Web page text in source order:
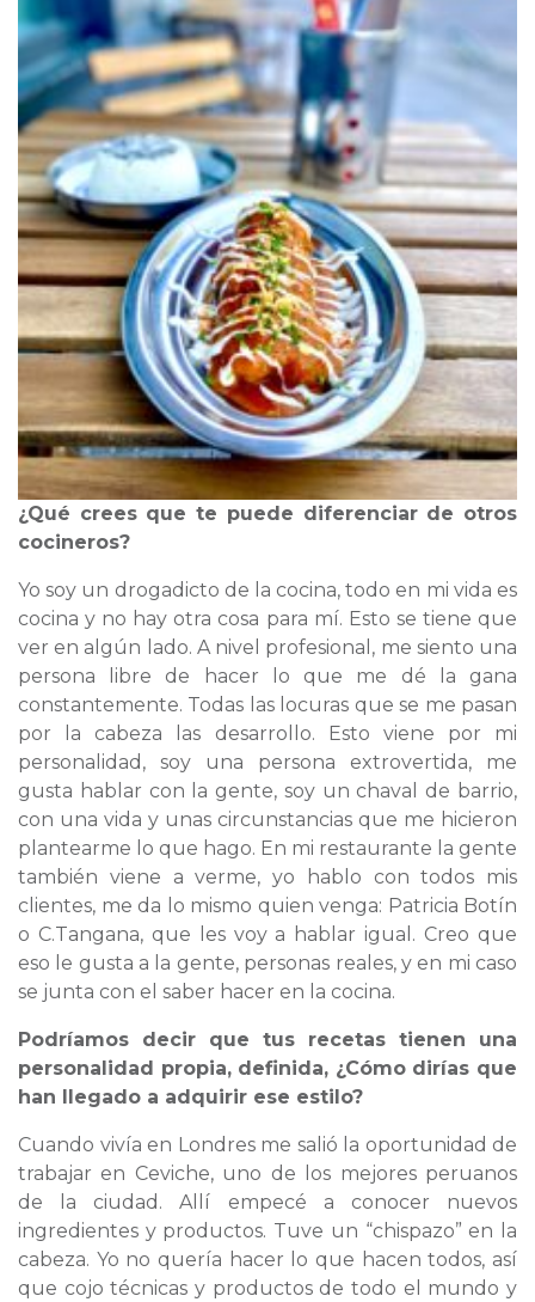
¿Qué crees que te puede diferenciar de otros
cocineros?
Yo soy un drogadicto de la cocina, todo en mi vida es
cocina y no hay otra cosa para mí. Esto se tiene que
ver en algún lado. A nivel profesional, me siento una
persona libre de hacer lo que me dé la gana
constantemente. Todas las locuras que se me pasan
por la cabeza las desarrollo. Esto viene por mi
personalidad, soy una persona extrovertida, me
gusta hablar con la gente, soy un chaval de barrio,
con una vida y unas circunstancias que me hicieron
plantearme lo que hago. En mi restaurante la gente
también viene a verme, yo hablo con todos mis
clientes, me da lo mismo quien venga: Patricia Botín
o C.Tangana, que les voy a hablar igual. Creo que
eso le gusta a la gente, personas reales, y en mi caso
se junta con el saber hacer en la cocina.
Podríamos decir que tus recetas tienen una
personalidad propia, definida, ¿Cómo dirías que
han llegado a adquirir ese estilo?
Cuando vivía en Londres me salió la oportunidad de
trabajar en Ceviche, uno de los mejores peruanos
de la ciudad. Allí empecé a conocer nuevos
ingredientes y productos. Tuve un “chispazo” en la
cabeza. Yo no quería hacer lo que hacen todos, así
que cojo técnicas y productos de todo el mundo y